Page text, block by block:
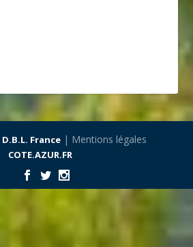
D.B.L. France| Mentions légales
COTE.AZUR.FR